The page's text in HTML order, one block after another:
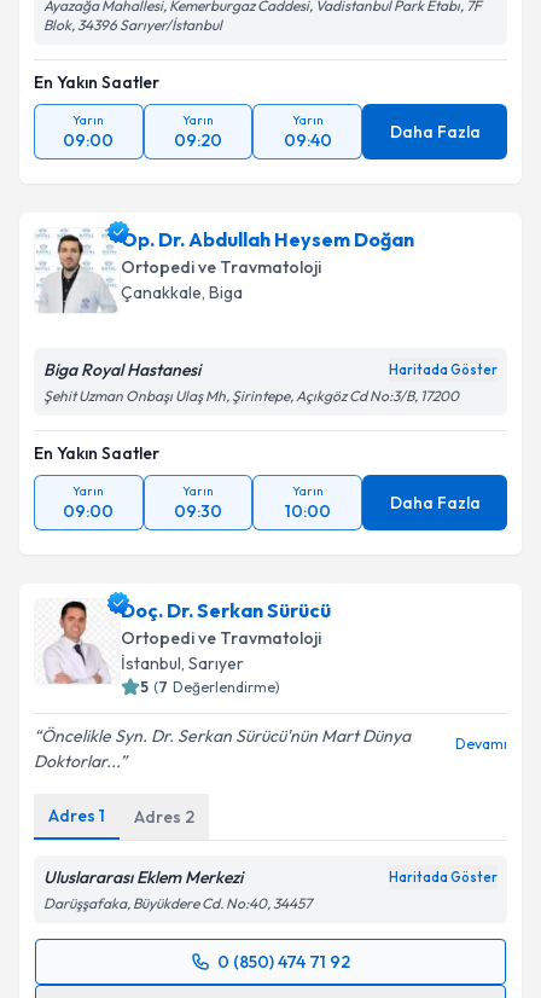
Ayazağa Mahallesi, Kemerburgaz Caddesi, Vadistanbul Park Etabı, 7F
Blok, 34396 Sarıyer/İstanbul
En Yakın Saatler
Yarın
09:00
Yarın
09:20
Yarın
09:40 Daha Fazla
Op. Dr. Abdullah Heysem Doğan
Ortopedi ve Travmatoloji
Çanakkale, Biga
Biga Royal Hastanesi Haritada Göster
Şehit Uzman Onbaşı Ulaş Mh, Şirintepe, Açıkgöz Cd No:3/B, 17200
En Yakın Saatler
Yarın
09:00
Yarın
09:30
Yarın
10:00 Daha Fazla
Doç. Dr. Serkan Sürücü
Ortopedi ve Travmatoloji
İstanbul, Sarıyer
5 (7 Değerlendirme)
Öncelikle Syn. Dr. Serkan Sürücü'nün Mart Dünya
Doktorlar...
Devamı
Adres 1 Adres 2
Uluslararası Eklem Merkezi Haritada Göster
Darüşşafaka, Büyükdere Cd. No:40, 34457
0 (850) 474 71 92
Randevu Takvimi Talebi